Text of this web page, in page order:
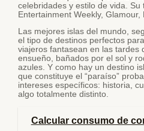
celebridades y estilo de vida.
Entertainment Weekly, Glamour,
Las mejores islas del mundo,
el tipo de destinos perfectos
viajeros fantasean en las tardes
ensueño, bañados por el sol y
azules. Y como hay un destino
que constituye el “paraíso”
intereses específicos: historia,
algo totalmente distinto.
Calcular consumo de